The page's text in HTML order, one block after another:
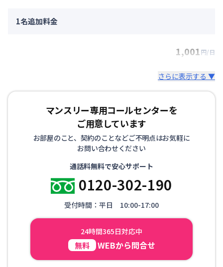
1名追加料金
1,001円/日
さらに表示する ▼
マンスリー専用コールセンターを
ご用意しています
お部屋のこと、契約のことなどご不明点はお気軽に
お問い合わせください
通話料無料で安心サポート
0120-302-190
受付時間：平日 10:00-17:00
24時間365日対応中
無料 WEBから問合せ